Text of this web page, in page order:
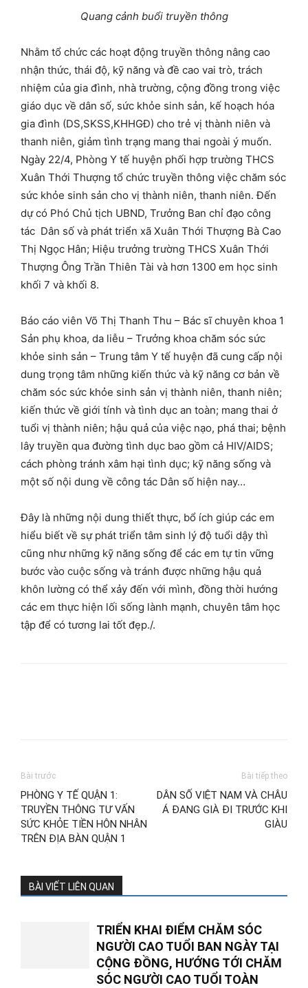
Quang cảnh buổi truyền thông
Nhằm tổ chức các hoạt động truyền thông nâng cao
nhận thức, thái độ, kỹ năng và đề cao vai trò, trách
nhiệm của gia đình, nhà trường, cộng đồng trong việc
giáo dục về dân số, sức khỏe sinh sản, kế hoạch hóa
gia đình (DS,SKSS,KHHGĐ) cho trẻ vị thành niên và
thanh niên, giảm tình trạng mang thai ngoài ý muốn.
Ngày 22/4, Phòng Y tế huyện phối hợp trường THCS
Xuân Thới Thượng tổ chức truyền thông việc chăm sóc
sức khỏe sinh sản cho vị thành niên, thanh niên. Đến
dự có Phó Chủ tịch UBND, Trưởng Ban chỉ đạo công
tác Dân số và phát triển xã Xuân Thới Thượng Bà Cao
Thị Ngọc Hân; Hiệu trưởng trường THCS Xuân Thới
Thượng Ông Trần Thiên Tài và hơn 1300 em học sinh
khối 7 và khối 8.
Báo cáo viên Võ Thị Thanh Thu – Bác sĩ chuyên khoa 1
Sản phụ khoa, da liễu – Trưởng khoa chăm sóc sức
khỏe sinh sản – Trung tâm Y tế huyện đã cung cấp nội
dung trọng tâm những kiến thức và kỹ năng cơ bản về
chăm sóc sức khỏe sinh sản vị thành niên, thanh niên;
kiến thức về giới tính và tình dục an toàn; mang thai ở
tuổi vị thành niên; hậu quả của việc nạo, phá thai; bệnh
lây truyền qua đường tình dục bao gồm cả HIV/AIDS;
cách phòng tránh xâm hại tình dục; kỹ năng sống và
một số nội dung về công tác Dân số hiện nay…
Đây là những nội dung thiết thực, bổ ích giúp các em
hiểu biết về sự phát triển tâm sinh lý độ tuổi dậy thì
cũng như những kỹ năng sống để các em tự tin vững
bước vào cuộc sống và tránh được những hậu quả
khôn lường có thể xảy đến với mình, đồng thời hướng
các em thực hiện lối sống lành mạnh, chuyên tâm học
tập để có tương lai tốt đẹp./.
Bài trước
PHÒNG Y TẾ QUẬN 1:
TRUYỀN THÔNG TƯ VẤN
SỨC KHỎE TIỀN HÔN NHÂN
TRÊN ĐỊA BÀN QUẬN 1
Bài tiếp theo
DÂN SỐ VIỆT NAM VÀ CHÂU
Á ĐANG GIÀ ĐI TRƯỚC KHI
GIÀU
BÀI VIẾT LIÊN QUAN
TRIỂN KHAI ĐIỂM CHĂM SÓC
NGƯỜI CAO TUỔI BAN NGÀY TẠI
CỘNG ĐỒNG, HƯỚNG TỚI CHĂM
SÓC NGƯỜI CAO TUỔI TOÀN